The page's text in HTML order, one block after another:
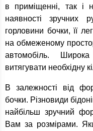
в приміщенні, так і
наявності зручних
горловини бочки, її
на обмеженому
автомобіль.
витягувати необхідну
В залежності від
бочки. Різновиди
найбільш зручний
Вам за розмірами.